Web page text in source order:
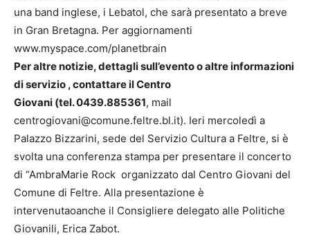
una band inglese, i Lebatol, che sarà presentato a breve
in Gran Bretagna. Per aggiornamenti
www.myspace.com/planetbrain
Per altre notizie, dettagli sull’evento o altre informazioni
di servizio , contattare il Centro
Giovani (tel. 0439.885361, mail
centrogiovani@comune.feltre.bl.it). Ieri mercoledì a
Palazzo Bizzarini, sede del Servizio Cultura a Feltre, si è
svolta una conferenza stampa per presentare il concerto
di “AmbraMarie Rock organizzato dal Centro Giovani del
Comune di Feltre. Alla presentazione è
intervenutaoanche il Consigliere delegato alle Politiche
Giovanili, Erica Zabot.